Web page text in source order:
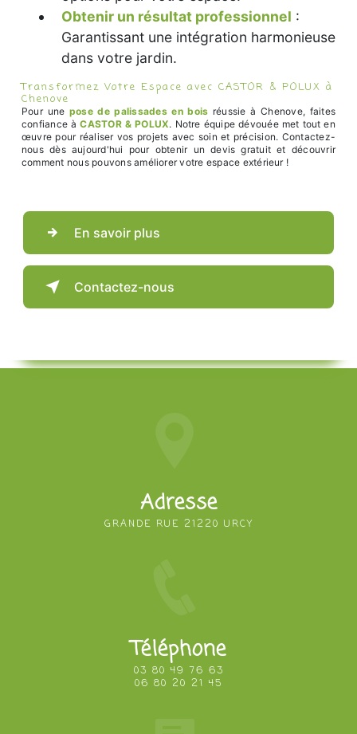
Obtenir un résultat professionnel :
Garantissant une intégration harmonieuse
dans votre jardin.
Transformez Votre Espace avec CASTOR & POLUX à
Chenove
Pour une pose de palissades en bois réussie à Chenove, faites
confiance àCASTOR & POLUX. Notre équipe dévouée met tout en
œuvre pour réaliser vos projets avec soin et précision. Contactez-
nous dès aujourd'hui pour obtenir un devis gratuit et découvrir
comment nous pouvons améliorer votre espace extérieur !
En savoir plus
Contactez-nous
Adresse
GRANDE RUE 21220 URCY
Téléphone
03 80 49 76 63
06 80 20 21 45